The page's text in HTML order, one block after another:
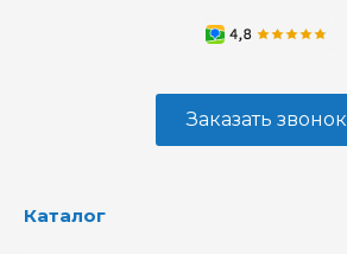
Заказать звонок
Каталог